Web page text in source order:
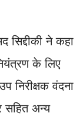
ने कहा
के लिए
निरीक्षक वंदना
सहित अन्य